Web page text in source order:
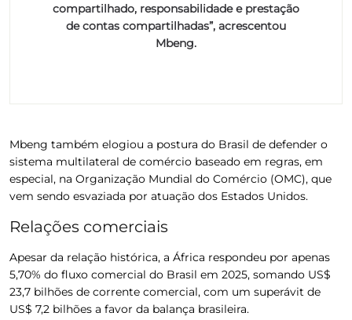
compartilhado, responsabilidade e prestação
de contas compartilhadas”, acrescentou
Mbeng.
Mbeng também elogiou a postura do Brasil de defender o
sistema multilateral de comércio baseado em regras, em
especial, na Organização Mundial do Comércio (OMC), que
vem sendo esvaziada por atuação dos Estados Unidos.
Relações comerciais
Apesar da relação histórica, a África respondeu por apenas
5,70% do fluxo comercial do Brasil em 2025, somando US$
23,7 bilhões de corrente comercial, com um superávit de
US$ 7,2 bilhões a favor da balança brasileira.